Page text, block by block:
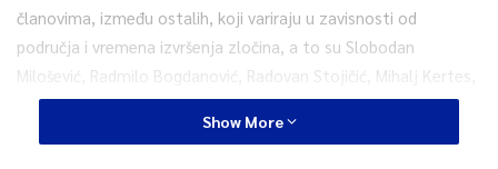
članovima, između ostalih, koji variraju u zavisnosti od
područja i vremena izvršenja zločina, a to su Slobodan
Milošević, Radmilo Bogdanović, Radovan Stojičić, Mihalj Kertes,
Milan Martić, Milan Babić, Goran Hadžić, Radovan Karadžić,
Ratko Mladić, Momčilo Krajišnik, Biljana Plavšić i Željko
Show More